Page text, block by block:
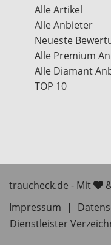
Alle Artikel
Alle Anbieter
Neueste
Alle Premium
Alle Diamant
TOP 10
traucheck.de - Mit
Impressum
|
Dienstleister